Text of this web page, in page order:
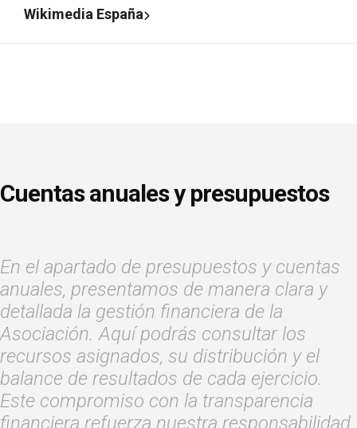
Wikimedia España
Cuentas anuales y presupuestos
En el apartado de presupuestos y cuentas
anuales, presentamos de manera clara y
detallada la gestión financiera de la
Asociación. Aquí podrás consultar los
recursos asignados, su distribución y el
balance de resultados de cada ejercicio.
Este compromiso con la transparencia
financiera refuerza nuestra responsabilidad